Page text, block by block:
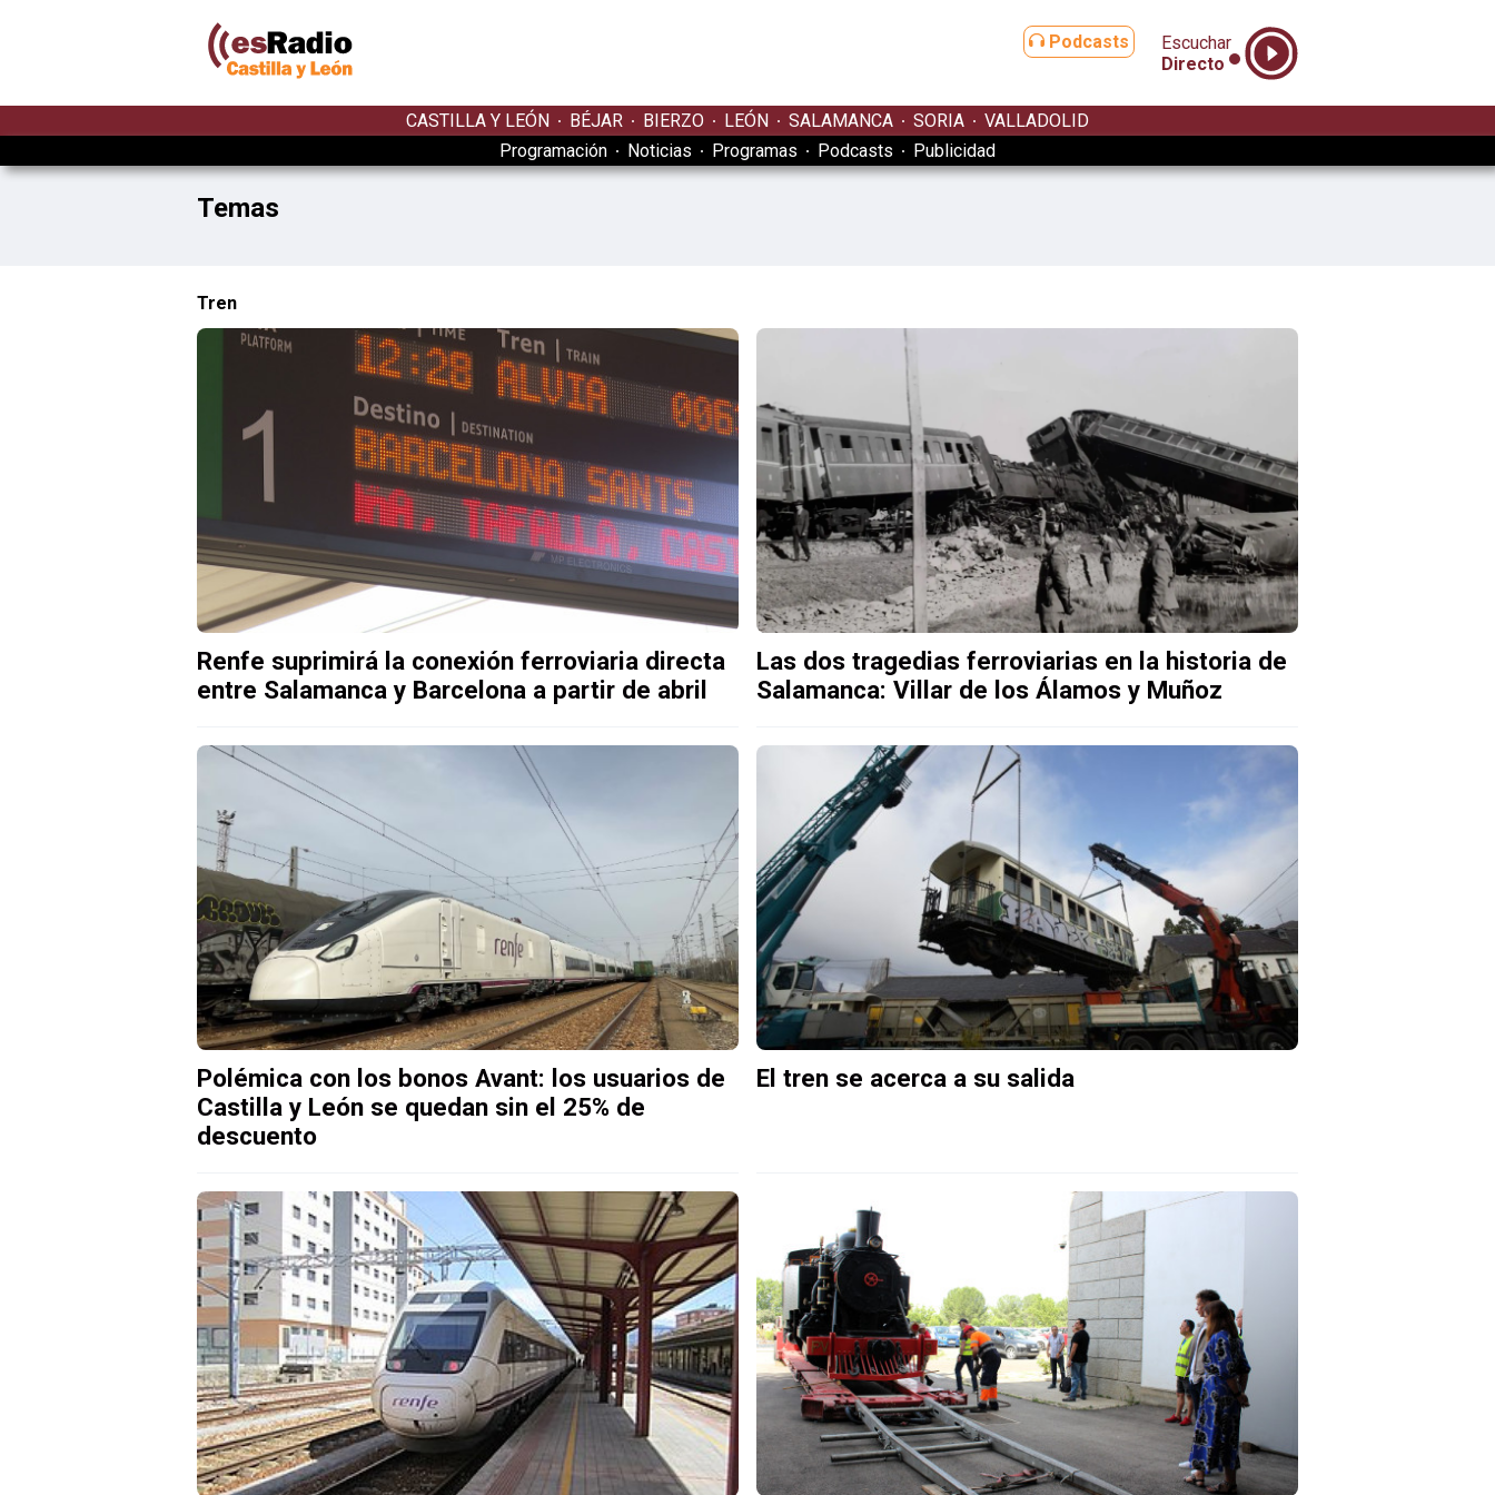
Podcasts
Escuchar
Directo
CASTILLA Y LEÓN BÉJAR BIERZO LEÓN SALAMANCA SORIA
VALLADOLID
Programación
Noticias Programas Podcasts Publicidad
Temas
Tren
Renfe suprimirá la conexión ferroviaria directa
entre Salamanca y Barcelona a partir de abril
Las dos tragedias ferroviarias en la historia de
Salamanca: Villar de los Álamos y Muñoz
Polémica con los bonos Avant: los usuarios de
Castilla y León se quedan sin el 25% de
descuento
El tren se acerca a su salida